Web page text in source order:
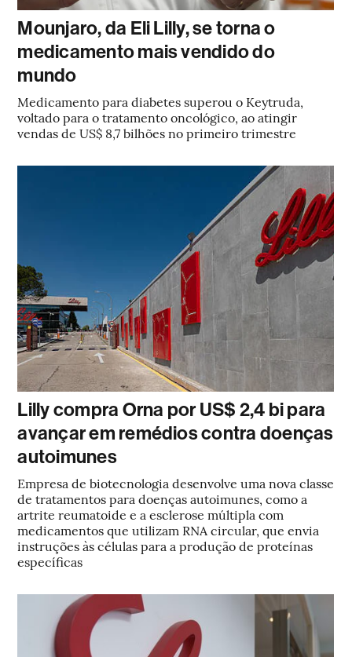
Mounjaro, da Eli Lilly, se torna o
medicamento mais vendido do
mundo
Medicamento para diabetes superou o Keytruda,
voltado para o tratamento oncológico, ao atingir
vendas de US$ 8,7 bilhões no primeiro trimestre
Lilly compra Orna por US$ 2,4 bi para
avançar em remédios contra doenças
autoimunes
Empresa de biotecnologia desenvolve uma nova classe
de tratamentos para doenças autoimunes, como a
artrite reumatoide e a esclerose múltipla com
medicamentos que utilizam RNA circular, que envia
instruções às células para a produção de proteínas
específicas